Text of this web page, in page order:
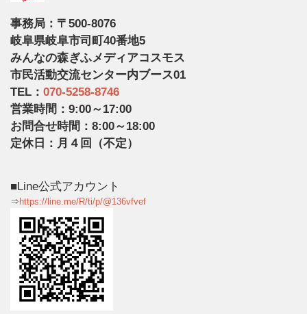
事務局：〒500-8076
岐阜県岐阜市司町40番地5
みんなの森ぎふメディアコスモス
市民活動交流センター内ブース01
TEL： 070-5258-8746
営業時間：9:00～17:00
お問合せ時間：8:00～18:00
定休日：月４回（不定）
■Line公式アカウント
⇒ https://line.me/R/ti/p/@136vfvef